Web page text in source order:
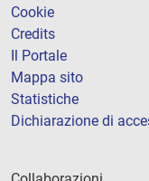
Cookie
Credits
Il Portale
Mappa sito
Statistiche
Dichiarazione di